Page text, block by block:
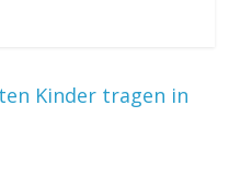
Kinder tragen in